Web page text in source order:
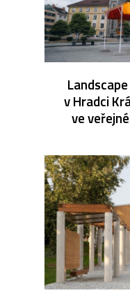
v Hradci
ve